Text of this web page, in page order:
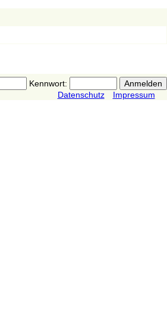
Kennwort:
Datenschutz
Impressum